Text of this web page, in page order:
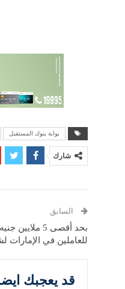
بوابة بنوك المستقبل
شارك
السابق
بحد أقصى 5
للعاملين في الإمارات
قد يعجبك